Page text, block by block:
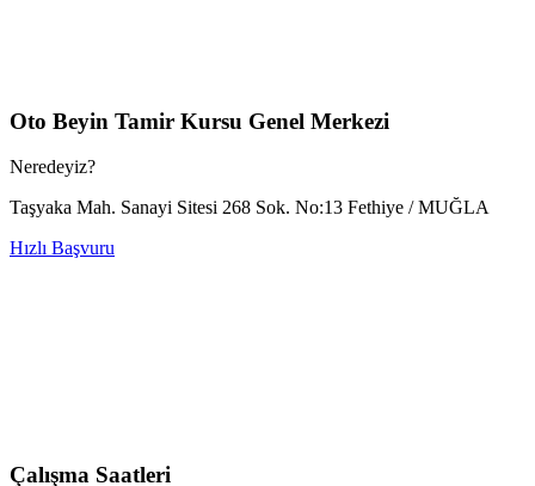
Oto Beyin Tamir Kursu Genel Merkezi
Neredeyiz?
Taşyaka Mah. Sanayi Sitesi 268 Sok. No:13 Fethiye / MUĞLA
Hızlı Başvuru
Çalışma Saatleri